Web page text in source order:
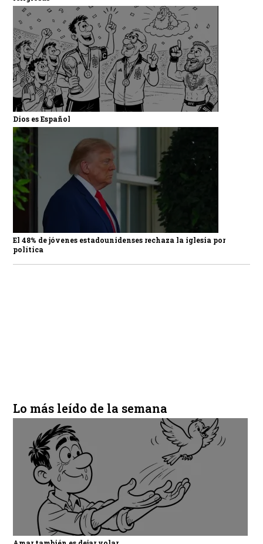
Dios es Español
El 48% de jóvenes estadounidenses rechaza la iglesia por
política
Lo más leído de la semana